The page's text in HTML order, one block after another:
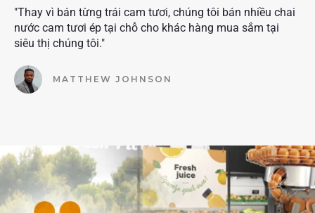
"Thay vì bán từng trái cam tươi, chúng tôi bán nhiều chai
nước cam tươi ép tại chỗ cho khác hàng mua sắm tại
siêu thị chúng tôi."
MATTHEW JOHNSON